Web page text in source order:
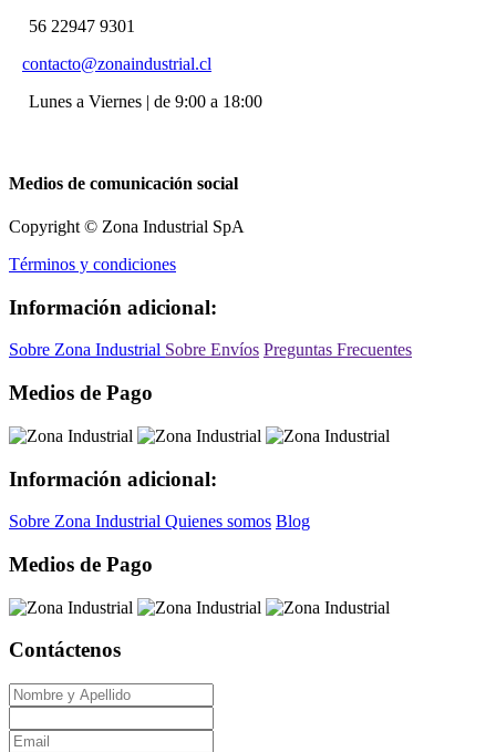
56 22947 9301
contacto@zonaindustrial.cl
Lunes a Viernes | de 9:00 a 18:00
Medios de comunicación social
Copyright © Zona Industrial SpA
Términos y condiciones
Información adicional:
Sobre Zona Industrial Sobre Envíos Preguntas Frecuentes
Medios de Pago
Información adicional:
Sobre Zona Industrial Quienes somos Blog
Medios de Pago
Contáctenos